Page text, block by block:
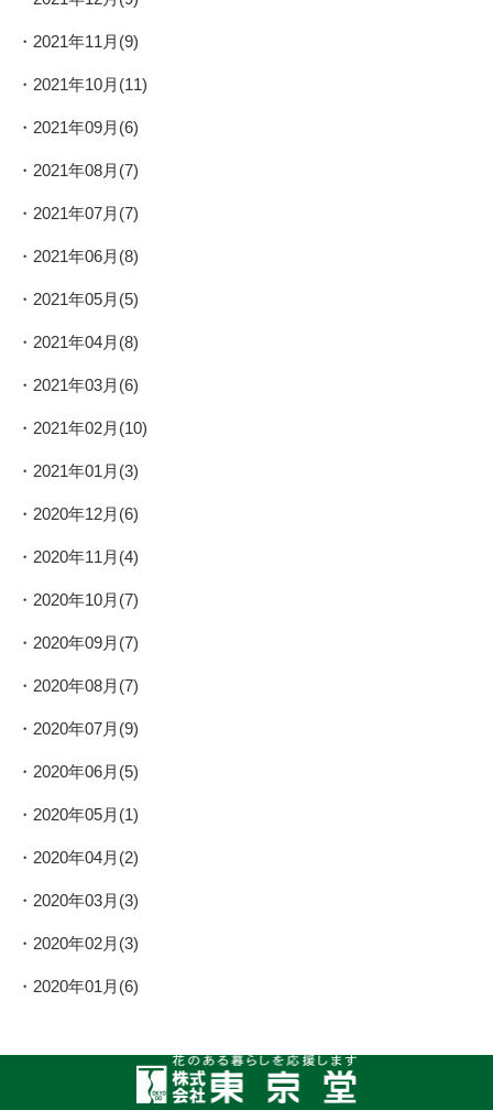
2021年11月(9)
2021年10月(11)
2021年09月(6)
2021年08月(7)
2021年07月(7)
2021年06月(8)
2021年05月(5)
2021年04月(8)
2021年03月(6)
2021年02月(10)
2021年01月(3)
2020年12月(6)
2020年11月(4)
2020年10月(7)
2020年09月(7)
2020年08月(7)
2020年07月(9)
2020年06月(5)
2020年05月(1)
2020年04月(2)
2020年03月(3)
2020年02月(3)
2020年01月(6)